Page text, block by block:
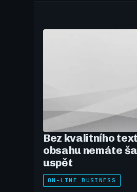
Bez kvalitního
obsahu nemáte
uspět
ON-LINE BUSINESS